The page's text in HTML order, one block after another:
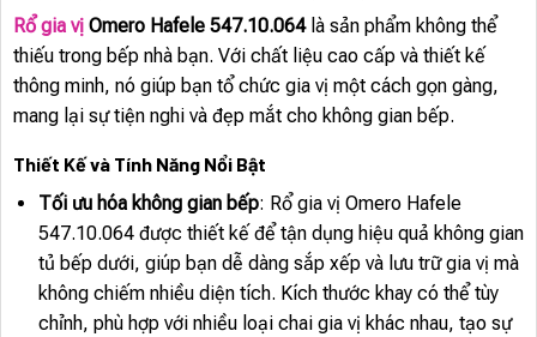
Rổ gia vị Omero Hafele 547.10.064là sản phẩm không thể
thiếu trong bếp nhà bạn. Với chất liệu cao cấp và thiết kế
thông minh, nó giúp bạn tổ chức gia vị một cách gọn gàng,
mang lại sự tiện nghi và đẹp mắt cho không gian bếp.
Thiết Kế và Tính Năng Nổi Bật
Tối ưu hóa không gian bếp: Rổ gia vị Omero Hafele
547.10.064 được thiết kế để tận dụng hiệu quả không gian
tủ bếp dưới, giúp bạn dễ dàng sắp xếp và lưu trữ gia vị mà
không chiếm nhiều diện tích. Kích thước khay có thể tùy
chỉnh, phù hợp với nhiều loại chai gia vị khác nhau, tạo sự